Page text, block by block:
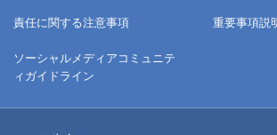
責任に関する注意事項 重要事項説
ソーシャルメディアコミュニテ
ィガイドライン